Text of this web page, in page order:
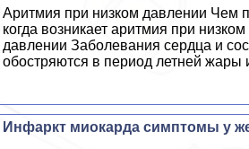
Аритмия при низком давлении Чем
когда возникает аритмия при низком
давлении Заболевания сердца и
обостряются в период летней жары
Инфаркт миокарда симптомы у